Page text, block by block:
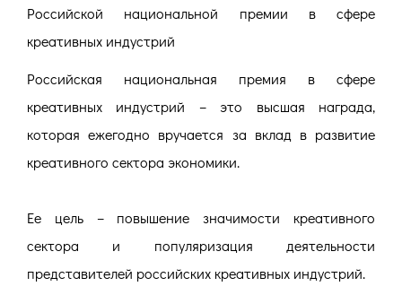
Российской национальной премии в сфере
креативных индустрий
Российская национальная премия в сфере
креативных индустрий – это высшая награда,
которая ежегодно вручается за вклад в развитие
креативного сектора экономики.
Ее цель – повышение значимости креативного
сектора и популяризация деятельности
представителей российских креативных индустрий.